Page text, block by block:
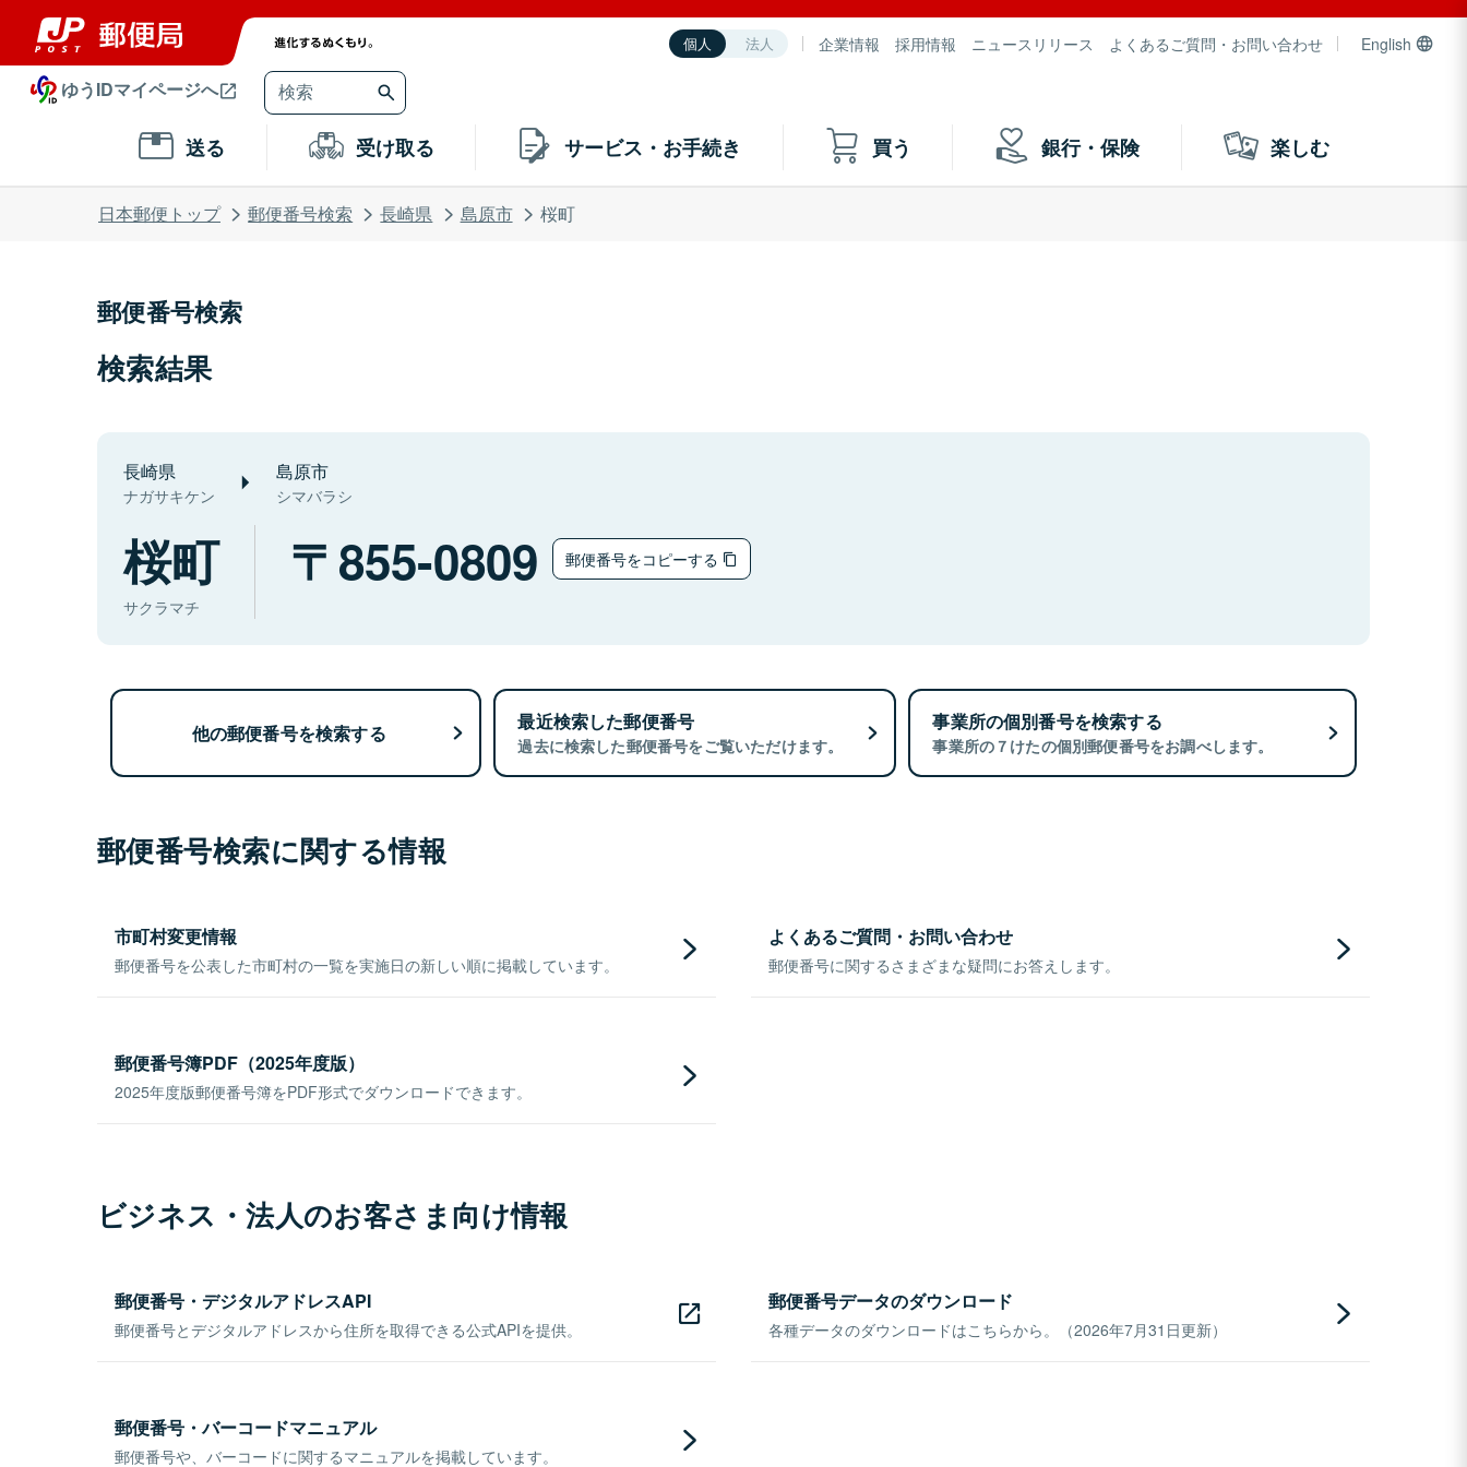
個人 法人 企業情報 採用情報 ニュースリリース よくあるご質問・お問い合わせ English
ゆうIDマイページへ
送る 受け取る サービス・お手続き 買う 銀行・保険 楽しむ
日本郵便トップ 郵便番号検索 長崎県 島原市 桜町
郵便番号検索
検索結果
長崎県
ナガサキケン
島原市
シマバラシ
桜町
サクラマチ
855-0809 郵便番号をコピーする
他の郵便番号を検索する 最近検索した郵便番号
過去に検索した郵便番号をご覧いただけます。
事業所の個別番号を検索する
事業所の７けたの個別郵便番号をお調べします。
郵便番号検索に関する情報
市町村変更情報
郵便番号を公表した市町村の一覧を実施日の新しい順に掲載しています。
よくあるご質問・お問い合わせ
郵便番号に関するさまざまな疑問にお答えします。
郵便番号簿PDF（2025年度版）
2025年度版郵便番号簿をPDF形式でダウンロードできます。
ビジネス・法人のお客さま向け情報
郵便番号・デジタルアドレスAPI
郵便番号とデジタルアドレスから住所を取得できる公式APIを提供。
郵便番号データのダウンロード
各種データのダウンロードはこちらから。（2026年7月31日更新）
郵便番号・バーコードマニュアル
郵便番号や、バーコードに関するマニュアルを掲載しています。